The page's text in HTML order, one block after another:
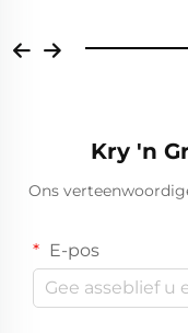
Kry 'n
Ons
E-pos